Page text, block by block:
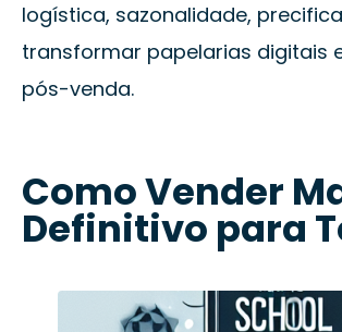
logística, sazonalidade,
transformar papelarias digitais
pós-venda.
Como Vender
Definitivo para